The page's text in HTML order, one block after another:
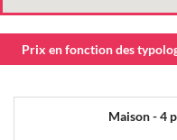
Prix en fonction des
Maison - 4